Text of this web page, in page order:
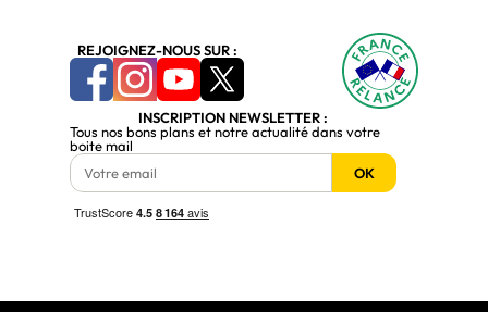
REJOIGNEZ-NOUS SUR :
INSCRIPTION NEWSLETTER :
Tous nos bons plans et notre actualité dans votre
boite mail
OK